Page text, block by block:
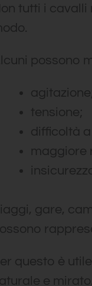
tutti i cavalli
possono
agitazione;
tensione;
difficoltà
maggiore
gare,
questo è
e mirato.